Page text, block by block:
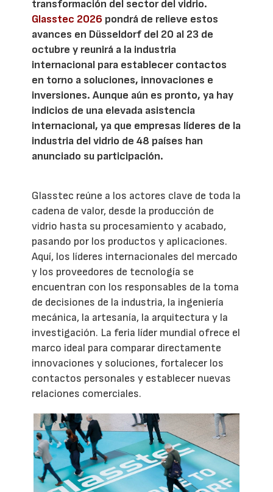
transformación del sector del vidrio.
Glasstec 2026 pondrá de relieve estos
avances en Düsseldorf del 20 al 23 de
octubre y reunirá a la industria
internacional para establecer contactos
en torno a soluciones, innovaciones e
inversiones. Aunque aún es pronto, ya hay
indicios de una elevada asistencia
internacional, ya que empresas líderes de la
industria del vidrio de 48 países han
anunciado su participación.
Glasstec reúne a los actores clave de toda la
cadena de valor, desde la producción de
vidrio hasta su procesamiento y acabado,
pasando por los productos y aplicaciones.
Aquí, los líderes internacionales del mercado
y los proveedores de tecnología se
encuentran con los responsables de la toma
de decisiones de la industria, la ingeniería
mecánica, la artesanía, la arquitectura y la
investigación. La feria líder mundial ofrece el
marco ideal para comparar directamente
innovaciones y soluciones, fortalecer los
contactos personales y establecer nuevas
relaciones comerciales.